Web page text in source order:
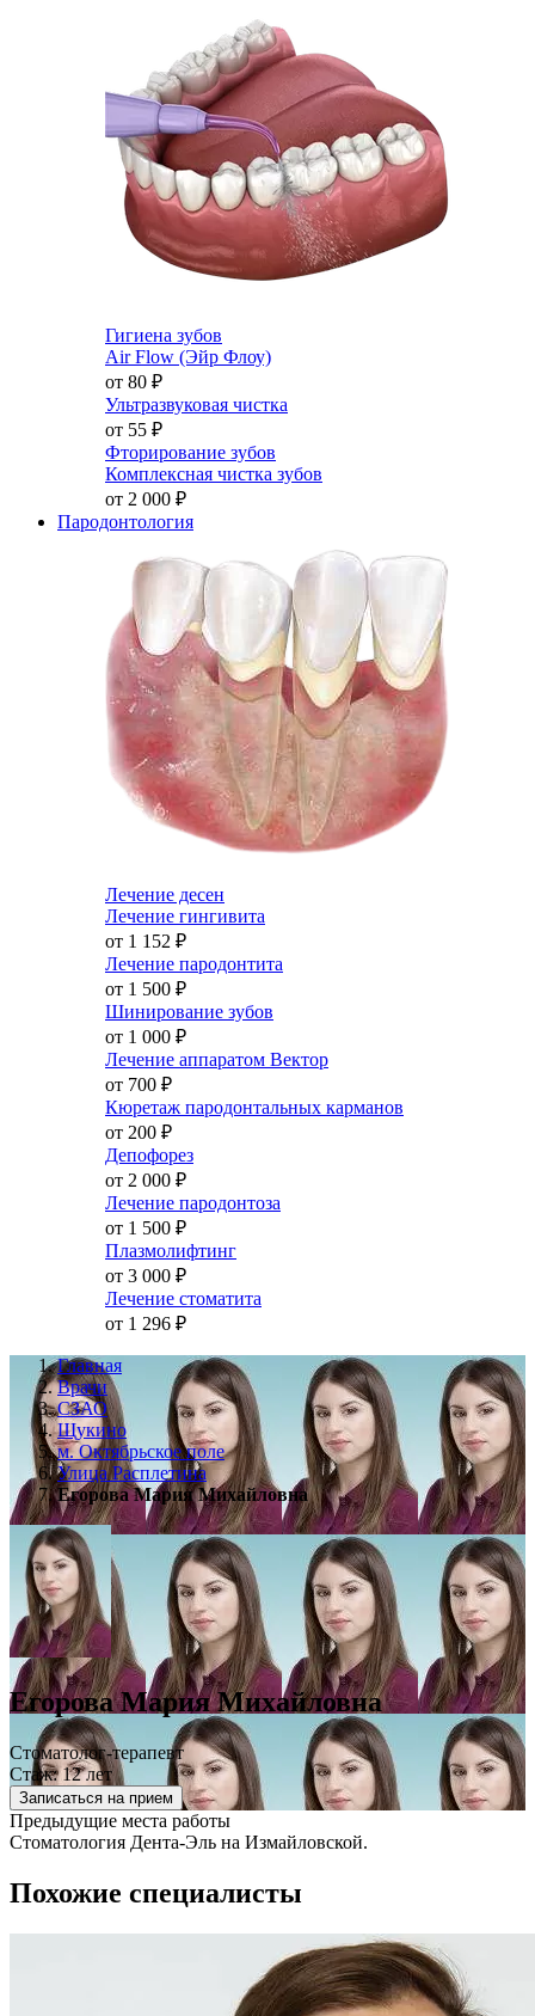
Гигиена зубов
Air Flow (Эйр Флоу)
от 80 ₽
Ультразвуковая чистка
от 55 ₽
Фторирование зубов
Комплексная чистка зубов
от 2 000 ₽
Пародонтология
Лечение десен
Лечение гингивита
от 1 152 ₽
Лечение пародонтита
от 1 500 ₽
Шинирование зубов
от 1 000 ₽
Лечение аппаратом Вектор
от 700 ₽
Кюретаж пародонтальных карманов
от 200 ₽
Депофорез
от 2 000 ₽
Лечение пародонтоза
от 1 500 ₽
Плазмолифтинг
от 3 000 ₽
Лечение стоматита
от 1 296 ₽
Главная
Врачи
СЗАО
Щукино
м. Октябрьское поле
Улица Расплетина
Егорова Мария Михайловна
Егорова Мария Михайловна
Стоматолог-терапевт
Стаж: 12 лет
Записаться на прием
Предыдущие места работы
Стоматология Дента-Эль на Измайловской.
Похожие специалисты